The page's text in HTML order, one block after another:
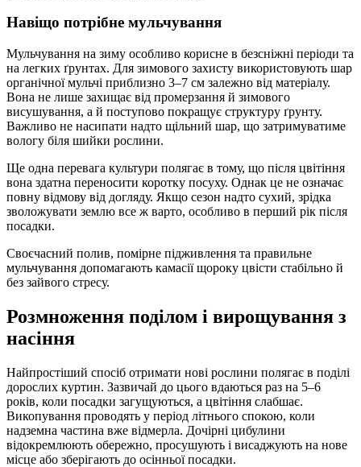
Навіщо потрібне мульчування
Мульчування на зиму особливо корисне в безсніжні періоди та
на легких ґрунтах. Для зимового захисту використовують шар
органічної мульчі приблизно 3–7 см залежно від матеріалу.
Вона не лише захищає від промерзання й зимового
висушування, а й поступово покращує структуру ґрунту.
Важливо не насипати надто щільний шар, що затримуватиме
вологу біля шийки рослини.
Ще одна перевага культури полягає в тому, що після цвітіння
вона здатна переносити коротку посуху. Однак це не означає
повну відмову від догляду. Якщо сезон надто сухий, зрідка
зволожувати землю все ж варто, особливо в перший рік після
посадки.
Своєчасний полив, помірне підживлення та правильне
мульчування допомагають камасії щороку цвісти стабільно й
без зайвого стресу.
Розмноження поділом і вирощування з
насіння
Найпростіший спосіб отримати нові рослини полягає в поділі
дорослих куртин. Зазвичай до цього вдаються раз на 5–6
років, коли посадки загущуються, а цвітіння слабшає.
Викопування проводять у період літнього спокою, коли
надземна частина вже відмерла. Дочірні цибулини
відокремлюють обережно, просушують і висаджують на нове
місце або зберігають до осінньої посадки.